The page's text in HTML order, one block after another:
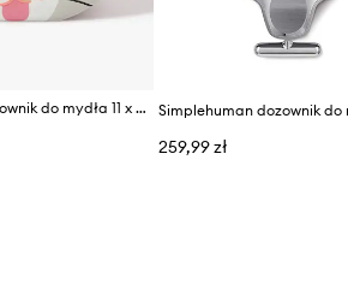
Fluid Market dozownik do mydła 11 x 12,5 x 5,5 cm Simplehuman dozownik do
259,99 zł